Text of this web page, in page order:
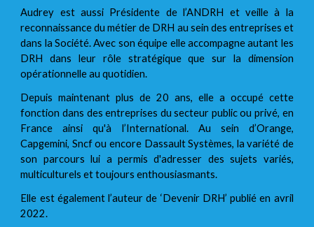
Audrey est aussi Présidente de l’ANDRH et veille à la
reconnaissance du métier de DRH au sein des entreprises et
dans la Société. Avec son équipe elle accompagne autant les
DRH dans leur rôle stratégique que sur la dimension
opérationnelle au quotidien.
Depuis maintenant plus de 20 ans, elle a occupé cette
fonction dans des entreprises du secteur public ou privé, en
France ainsi qu'à l’International. Au sein d’Orange,
Capgemini, Sncf ou encore Dassault Systèmes, la variété de
son parcours lui a permis d'adresser des sujets variés,
multiculturels et toujours enthousiasmants.
Elle est également l’auteur de ‘Devenir DRH’ publié en avril
2022.